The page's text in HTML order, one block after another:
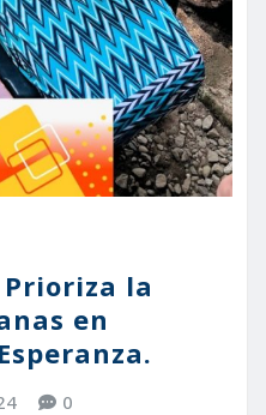
Prioriza la
en
0